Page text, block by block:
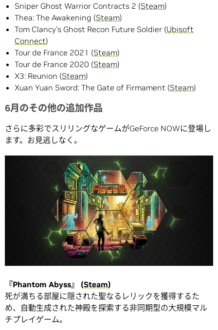
Sniper Ghost Warrior Contracts 2 (Steam)
Thea: The Awakening (Steam)
Tom Clancy’s Ghost Recon Future Soldier (Ubisoft
Connect)
Tour de France 2021 (Steam)
Tour de France 2020 (Steam)
X3: Reunion (Steam)
Xuan Yuan Sword: The Gate of Firmament (Steam)
6月のその他の追加作品
さらに多彩でスリリングなゲームがGeForce NOWに登場し
ます。お見逃しなく。
『Phantom Abyss』 (Steam)
死が満ちる部屋に隠された聖なるレリックを獲得するた
め、自動生成された神殿を探索する非同期型の大規模マル
チプレイゲーム。